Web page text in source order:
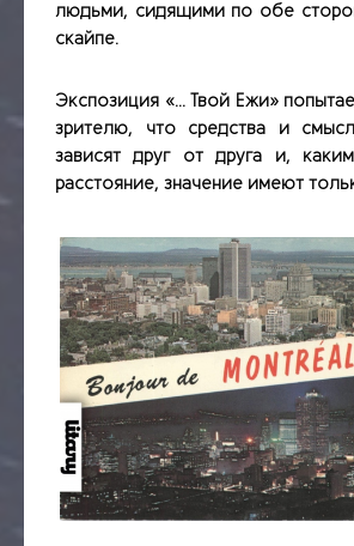
людьми, сидящими по обе
скайпе.
Экспозиция «… Твой Ежи»
зрителю, что средства и
зависят друг от друга и,
расстояние, значение имеют